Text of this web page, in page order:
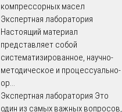
компрессорных масел
Экспертная лаборатория
Настоящий материал
представляет собой
систематизированное, научно-
методическое и процессуально-
ор...
Экспертная лаборатория Это
один из самых важных вопросов,